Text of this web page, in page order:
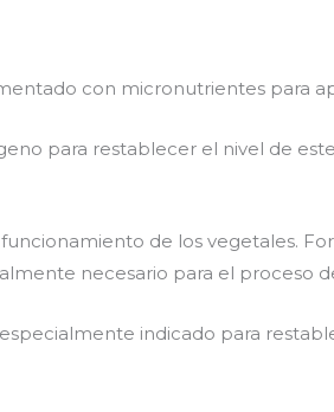
con micronutrientes para
para restablecer el nivel de
de los vegetales.
necesario para el proceso
indicado para